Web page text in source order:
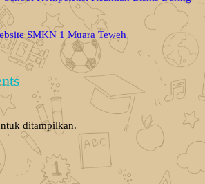
SMKN 1 Muara Teweh
ditampilkan.